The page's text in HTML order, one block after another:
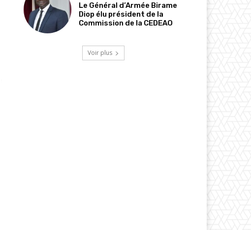
Le Général d’Armée Birame
Diop élu président de la
Commission de la CEDEAO
Voir plus